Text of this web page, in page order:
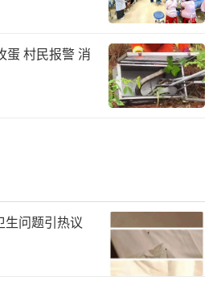
蛋 村民报警 消
生问题引热议